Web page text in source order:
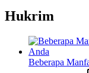
Hukrim
Beberapa